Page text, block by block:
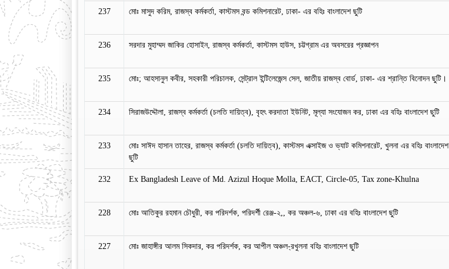
237 মোঃ মাসুদ করিম, রাজস্ব কর্মকর্তা, কাস্টমস বন্ড কমিশনারেট, ঢাকা- এর বহিঃ বাংলাদেশ ছুটি
236 সরদার মুহাম্মদ জাকির হোসাইন, রাজস্ব কর্মকর্তা, কাস্টমস হাউস, চট্টগ্রাম এর অবসরের প্রজ্ঞাপন
235 মোঃ; আহসানুল কবীর, সহকারী পরিচালক, সেন্ট্রাল ইন্টিলেজেন্স সেল, জাতীয় রাজস্ব বোর্ড, ঢাকা- এর শ্রান্তি বিনোদন ছুটি।
234 সিরাজউদ্দৌলা, রাজস্ব কর্মকর্তা (চলতি দায়িত্ব), বৃহৎ করদাতা ইউনিট, মূল্যা সংযোজন কর, ঢাকা এর বহিঃ বাংলাদেশ ছুটি
233
মোঃ সাঈদ হাসান তাহের, রাজস্ব কর্মকর্তা (চলতি দায়িত্ব), কাস্টমস এক্সাইজ ও ভ্যাট কমিশনারেট, খুলনা এর বহিঃ বাংলাদেশ
ছুটি
232 Ex Bangladesh Leave of Md. Azizul Hoque Molla, EACT, Circle-05, Tax zone-Khulna
228 মোঃ আতিকুর রহমান চৌধুরী, কর পরিদর্শক, পরিদর্শী রেঞ্জ-২,, কর অঞ্চল-৬, ঢাকা এর বহিঃ বাংলাদেশ ছুটি
227 মোঃ জাহাঙ্গীর আলম সিকদার, কর পরিদর্শক, কর আপীল অঞ্চল-্রখুলনা বহিঃ বাংলাদেশ ছুটি